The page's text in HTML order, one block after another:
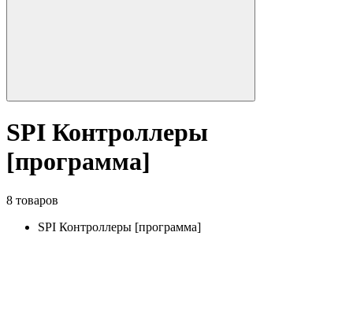
SPI Контроллеры
[программа]
8 товаров
SPI Контроллеры [программа]